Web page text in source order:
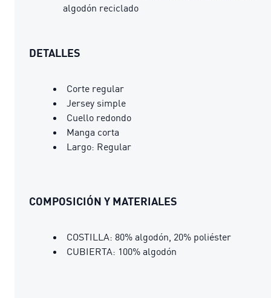
algodón reciclado
DETALLES
Corte regular
Jersey simple
Cuello redondo
Manga corta
Largo: Regular
COMPOSICIÓN Y MATERIALES
COSTILLA: 80% algodón, 20% poliéster
CUBIERTA: 100% algodón